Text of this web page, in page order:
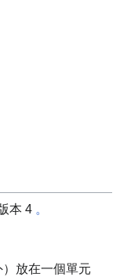
本 4 。
放在一個單元